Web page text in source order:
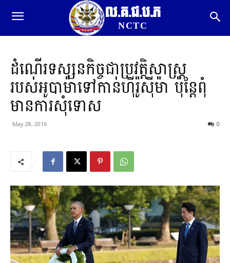
ល.គ.ជ.ប.ភ
NCTC
ដំណើរទស្សនកិច្ចជាប្រវត្តិសាស្រ្ត
របស់អូបាម៉ាទៅកាន់ហ៊ីរ៉ូស៊ីម៉ា ប៉ុន្តែពុំ
មានការសុំទោស
May 28, 2016 0